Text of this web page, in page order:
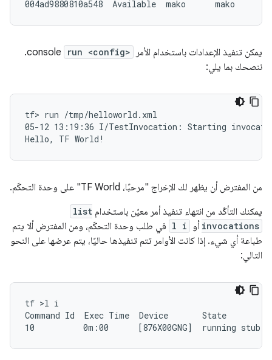
يمكن تنفيذ الإعدادات باستخدام الأمر run <config>
console.
ننصحك بما يلي:
tf> run /tmp/helloworld.xml
05-12 13:19:36 I/TestInvocation: Starting
من المفترض أن يظهر لك الإخراج "مرحبًا، TF World" على وحدة التحكّم.
يمكنك التأكّد من انتهاء تنفيذ أمر معيّن باستخدام list
invocations أو l i في طلب وحدة التحكّم، ومن المفترض ألا يتم
طباعة أي شيء. إذا كانت الأوامر تتم تنفيذها حاليًا، يتم عرضها على النحو
التالي:
tf >l i
Command Id  Exec Time  Device       State